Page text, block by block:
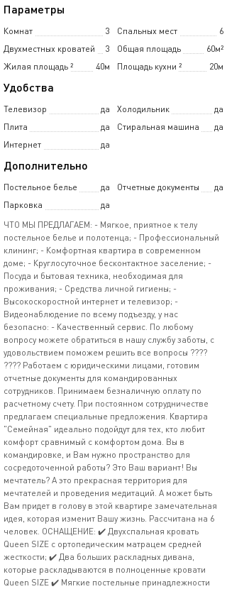
Параметры
Комнат 3 Спальных мест
6
Двухместных кроватей
3 Общая площадь
60м²
Жилая площадь
40м
² Площадь кухни 20м
²
Удобства
Телевизор да Холодильник
да
Плита
да Стиральная машина
да
Интернет
да
Дополнительно
Постельное белье да Отчетные документы
да
Парковка
да
ЧТО МЫ ПРЕДЛАГАЕМ: - Мягкое, приятное к телу
постельное белье и полотенца; - Профессиональный
клининг; - Комфортная квартира в современном
доме; - Круглосуточное бесконтактное заселение; -
Посуда и бытовая техника, необходимая для
проживания; - Средства личной гигиены; -
Высокоскоростной интернет и телевизор; -
Видеонаблюдение по всему подъезду, у нас
безопасно: - Качественный сервис. По любому
вопросу можете обратиться в нашу службу заботы, с
удовольствием поможем решить все вопросы ????
???? Работаем с юридическими лицами, готовим
отчетные документы для командированных
сотрудников. Принимаем безналичную оплату по
расчетному счету. При постоянном сотрудничестве
предлагаем специальные предложения. Квартира
"Семейная" идеально подойдут для тех, кто любит
комфорт сравнимый с комфортом дома. Вы в
командировке, и Вам нужно пространство для
сосредоточенной работы? Это Ваш вариант! Вы
мечтатель? А это прекрасная территория для
мечтателей и проведения медитаций. А может быть
Вам придет в голову в этой квартире замечательная
идея, которая изменит Вашу жизнь. Рассчитана на 6
человек. ОСНАЩЕНИЕ: ✔️ Двухспальная кровать
Quееn SIZЕ с ортопедическим матрацем средней
жесткости; ✔️ Два больших раскладных дивана,
которые раскладываются в полноценные кровати
Quееn SIZЕ ✔️ Мягкие постельные принадлежности